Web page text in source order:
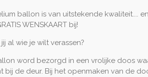
ballon is van uitstekende kwaliteit....
WENSKAART bij!
al wie je wilt verassen?
word bezorgd in een vrolijke doos
bij de deur. Bij het openmaken van de